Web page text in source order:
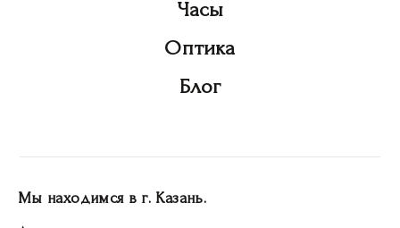
Часы
Оптика
Блог
Мы находимся в г. Казань.